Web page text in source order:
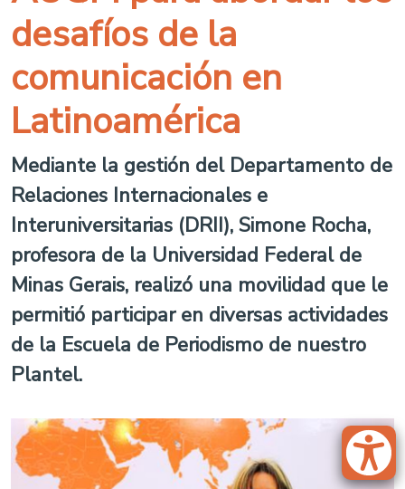
desafíos de la
comunicación en
Latinoamérica
Mediante la gestión del Departamento de
Relaciones Internacionales e
Interuniversitarias (DRII), Simone Rocha,
profesora de la Universidad Federal de
Minas Gerais, realizó una movilidad que le
permitió participar en diversas actividades
de la Escuela de Periodismo de nuestro
Plantel.